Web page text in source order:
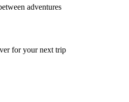
adventures
for your next trip